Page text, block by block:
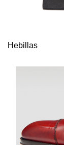
Hebillas